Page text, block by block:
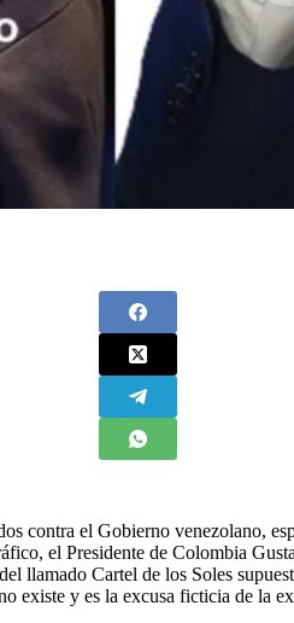
contra el Gobierno venezolano,
el Presidente de Colombia
llamado Cartel de los Soles
existe y es la excusa ficticia de la